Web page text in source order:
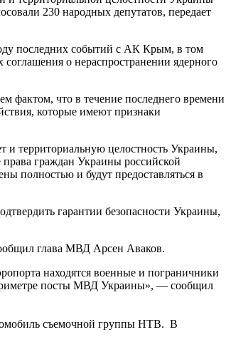
230 народных депутатов, передает
последних событий с АК Крым, в том
о нераспространении ядерного
фактом, что в течение последнего времени
которые имеют признаки
и территориальную целостность Украины,
права граждан Украины российской
полностью и будут предоставляться в
гарантии безопасности Украины,
глава МВД Арсен Аваков.
находятся военные и пограничники
посты МВД Украины», — сообщил
съемочной группы НТВ. В